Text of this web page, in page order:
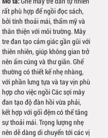
rất phù hợp để ngồi đọc sách,
bởi tính thoải mái, thẩm mỹ và
thân thiện với môi trường. Mây
tre đan tạo cảm giác gần gũi với
thiên nhiên, giúp không gian trở
nên ấm cúng và thư giãn. Ghế
thường có thiết kế nhẹ nhàng,
với phần lưng tựa và tay vịn phù
hợp cho việc ngồi Các sợi mây
đan tạo độ đàn hồi vừa phải,
kết hợp với gối đệm có thể tăng
sự thoải mái. Trọng lượng nhẹ
nên dễ dàng di chuyển tới các vị